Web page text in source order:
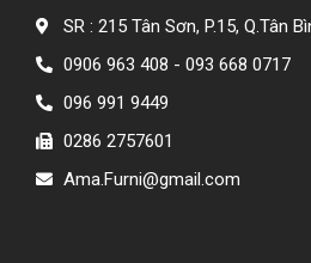
SR : 215 Tân Sơn, P.15, Q.Tân
0906 963 408 - 093 668 0717
096 991 9449
0286 2757601
Ama.Furni@gmail.com